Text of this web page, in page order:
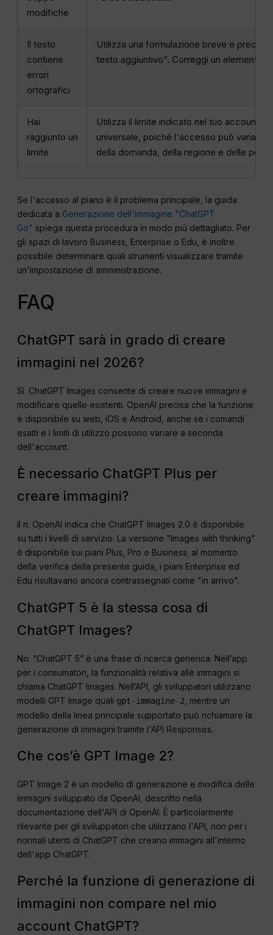
modifiche
Il testo
contiene
errori
ortografici
Utilizza una formulazione breve e
testo aggiuntivo”. Correggi un elemento
Hai
raggiunto un
limite
Utilizza il limite indicato nel tuo account.
universale, poiché l'accesso può variare
della domanda, della regione e delle
Se l'accesso al piano è il problema principale, la guida
dedicata a Generazione dell'immagine "ChatGPT
Go" spiega questa procedura in modo più dettagliato. Per
gli spazi di lavoro Business, Enterprise o Edu, è inoltre
possibile determinare quali strumenti visualizzare tramite
un'impostazione di amministrazione.
FAQ
ChatGPT sarà in grado di creare
immagini nel 2026?
Sì. ChatGPT Images consente di creare nuove immagini e
modificare quelle esistenti. OpenAI precisa che la funzione
è disponibile su web, iOS e Android, anche se i comandi
esatti e i limiti di utilizzo possono variare a seconda
dell'account.
È necessario ChatGPT Plus per
creare immagini?
Il n. OpenAI indica che ChatGPT Images 2.0 è disponibile
su tutti i livelli di servizio. La versione "Images with thinking"
è disponibile sui piani Plus, Pro e Business; al momento
della verifica della presente guida, i piani Enterprise ed
Edu risultavano ancora contrassegnati come "in arrivo".
ChatGPT 5 è la stessa cosa di
ChatGPT Images?
No. “ChatGPT 5” è una frase di ricerca generica. Nell’app
per i consumatori, la funzionalità relativa alle immagini si
chiama ChatGPT Images. Nell’API, gli sviluppatori utilizzano
modelli GPT Image quali gpt-immagine-2
, mentre un
modello della linea principale supportato può richiamare la
generazione di immagini tramite l'API Responses.
Che cos’è GPT Image 2?
GPT Image 2 è un modello di generazione e modifica delle
immagini sviluppato da OpenAI, descritto nella
documentazione dell'API di OpenAI. È particolarmente
rilevante per gli sviluppatori che utilizzano l'API, non per i
normali utenti di ChatGPT che creano immagini all'interno
dell'app ChatGPT.
Perché la funzione di generazione di
immagini non compare nel mio
account ChatGPT?